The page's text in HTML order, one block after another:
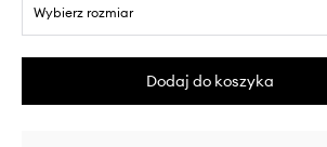
Wybierz rozmiar
Dodaj do koszyka